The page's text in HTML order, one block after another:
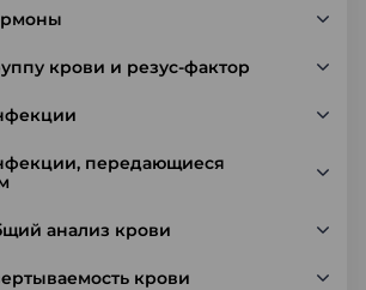
крови и резус-фактор
передающиеся
анализ крови
крови